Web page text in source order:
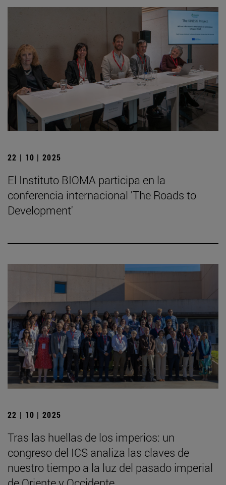
22 | 10 | 2025
El Instituto BIOMA participa en la
conferencia internacional 'The Roads to
Development'
22 | 10 | 2025
Tras las huellas de los imperios: un
congreso del ICS analiza las claves de
nuestro tiempo a la luz del pasado imperial